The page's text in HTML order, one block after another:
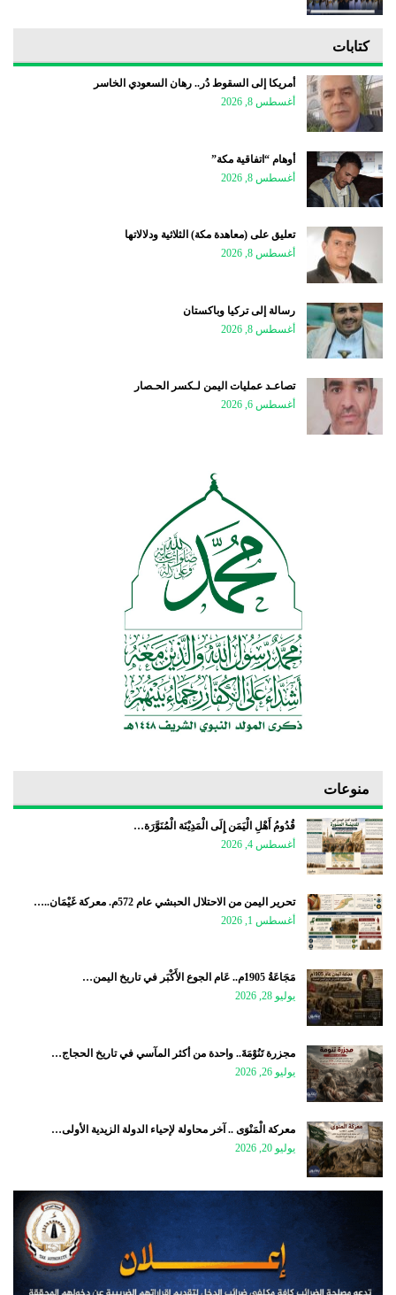
كتابات
أمريكا إلى السقوط دُر.. رهان السعودي الخاسر
أغسطس 8, 2026
أوهام “اتفاقية مكة”
أغسطس 8, 2026
تعليق على (معاهدة مكة) الثلاثية ودلالاتها
أغسطس 8, 2026
رسالة إلى تركيا وباكستان
أغسطس 8, 2026
تصاعـد عمليات اليمن لـكسر الحـصار
أغسطس 6, 2026
منوعات
قُدُومُ أَهْلِ الْيَمَن إِلَى الْمَدِيْنَة الْمُنَوَّرَة…
أغسطس 4, 2026
تحرير اليمن من الاحتلال الحبشي عام 572م. معركة غَيْمَان..…
أغسطس 1, 2026
مَجَاعَةُ 1905م.. عَام الجوع الأَكْبَر في تاريخ اليمن…
يوليو 28, 2026
مجزرة تَنُوْمَةَ.. واحدة من أكثر المآسي في تاريخ الحجاج…
يوليو 26, 2026
معركة الْمَنْوَى .. آخر محاولة لإحياء الدولة الزيدية الأولى…
يوليو 20, 2026